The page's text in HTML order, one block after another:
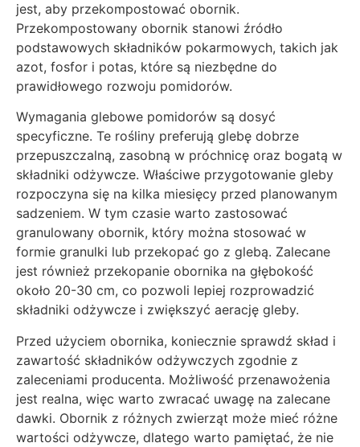
jest, aby przekompostować obornik.
Przekompostowany obornik stanowi źródło
podstawowych składników pokarmowych, takich jak
azot, fosfor i potas, które są niezbędne do
prawidłowego rozwoju pomidorów.
Wymagania glebowe pomidorów są dosyć
specyficzne. Te rośliny preferują glebę dobrze
przepuszczalną, zasobną w próchnicę oraz bogatą w
składniki odżywcze. Właściwe przygotowanie gleby
rozpoczyna się na kilka miesięcy przed planowanym
sadzeniem. W tym czasie warto zastosować
granulowany obornik, który można stosować w
formie granulki lub przekopać go z glebą. Zalecane
jest również przekopanie obornika na głębokość
około 20-30 cm, co pozwoli lepiej rozprowadzić
składniki odżywcze i zwiększyć aerację gleby.
Przed użyciem obornika, koniecznie sprawdź skład i
zawartość składników odżywczych zgodnie z
zaleceniami producenta. Możliwość przenawożenia
jest realna, więc warto zwracać uwagę na zalecane
dawki. Obornik z różnych zwierząt może mieć różne
wartości odżywcze, dlatego warto pamiętać, że nie